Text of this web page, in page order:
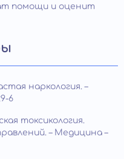
помощи и оценит
наркология. –
6
токсикология.
– Медицина –